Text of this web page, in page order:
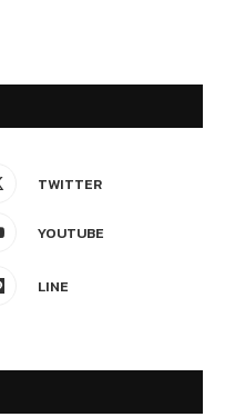
TWITTER
YOUTUBE
LINE